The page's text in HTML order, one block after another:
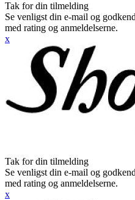
Tak for din tilmelding
Se venligst din e-mail og
med rating og anmeldelserne.
x
Tak for din tilmelding
Se venligst din e-mail og
med rating og anmeldelserne.
x